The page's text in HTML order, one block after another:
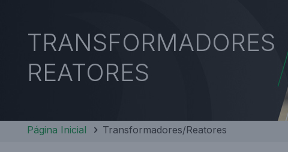
TRANSFORMADORES
REATORES
Página Inicial Transformadores/Reatores